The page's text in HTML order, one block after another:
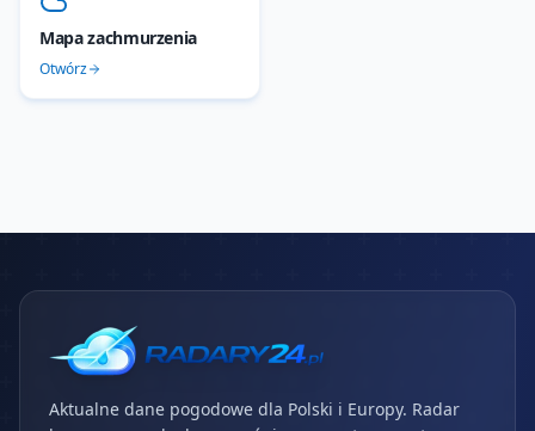
Mapa zachmurzenia
Otwórz
Aktualne dane pogodowe dla Polski i Europy. Radar